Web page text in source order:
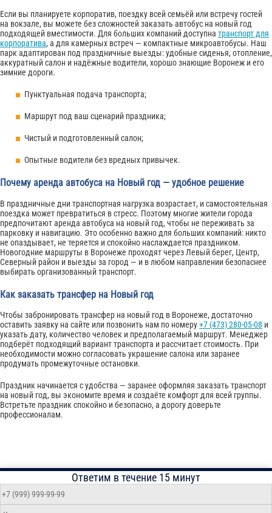
Если вы планируете корпоратив, поездку всей семьёй или встречу гостей
на вокзале, вы можете без сложностей заказать автобус на новый год
подходящей вместимости. Для больших компаний доступна транспорт для
корпоратива, а для камерных встреч — компактные микроавтобусы. Наш
парк адаптирован под праздничные выезды: удобные сиденья, отопление,
аккуратный салон и надёжные водители, хорошо знающие Воронеж и его
зимние дороги.
Пунктуальная подача транспорта;
Маршрут под ваш сценарий праздника;
Чистый и подготовленный салон;
Опытные водители без вредных привычек.
Почему аренда автобуса на Новый год — удобное решение
В праздничные дни транспортная нагрузка возрастает, и самостоятельная
поездка может превратиться в стресс. Поэтому многие жители города
предпочитают аренда автобуса на новый год, чтобы не переживать за
парковку и навигацию. Это особенно важно для больших компаний: никто
не опаздывает, не теряется и спокойно наслаждается праздником.
Новогодние маршруты в Воронеже проходят через Левый берег, Центр,
Северный район и выезды за город — и в любом направлении безопаснее
выбирать организованный транспорт.
Как заказать трансфер на Новый год
Чтобы забронировать трансфер на новый год в Воронеже, достаточно
оставить заявку на сайте или позвонить нам по номеру+7 (473) 280-05-08 и
указать дату, количество человек и предполагаемый маршрут. Менеджер
подберёт подходящий вариант транспорта и рассчитает стоимость. При
необходимости можно согласовать украшение салона или заранее
продумать промежуточные остановки.
Праздник начинается с удобства — заранее оформляя заказать транспорт
на новый год, вы экономите время и создаёте комфорт для всей группы.
Встретьте праздник спокойно и безопасно, а дорогу доверьте
профессионалам.
Ответим в течение 15 минут